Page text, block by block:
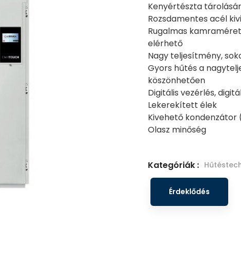
Kenyértészta
Rozsdamentes acél
Rugalmas
elérhető
Nagy teljesítmény,
Gyors hűtés a
köszönhetően
Digitális vezérlés,
Lekerekített élek
Kivehető
Olasz minőség
Kategóriák :
Érdeklődés